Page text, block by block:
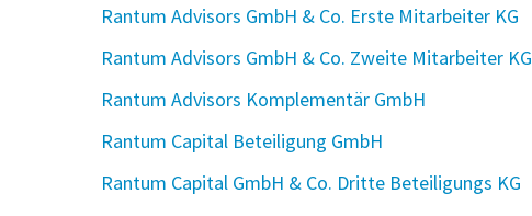
Rantum Advisors GmbH & Co. Erste Mitarbeiter KG
Rantum Advisors GmbH & Co. Zweite Mitarbeiter KG
Rantum Advisors Komplementär GmbH
Rantum Capital Beteiligung GmbH
Rantum Capital GmbH & Co. Dritte Beteiligungs KG